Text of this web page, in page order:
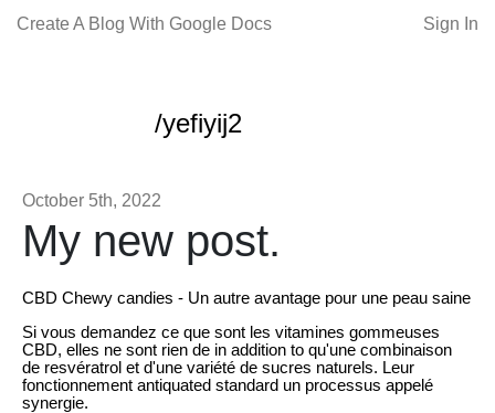
Create A Blog With Google Docs Sign In
/yefiyij2
October 5th, 2022
My new post.
CBD Chewy candies - Un autre avantage pour une peau saine
Si vous demandez ce que sont les vitamines gommeuses
CBD, elles ne sont rien de in addition to qu'une combinaison
de resvératrol et d'une variété de sucres naturels. Leur
fonctionnement antiquated standard un processus appelé
synergie.